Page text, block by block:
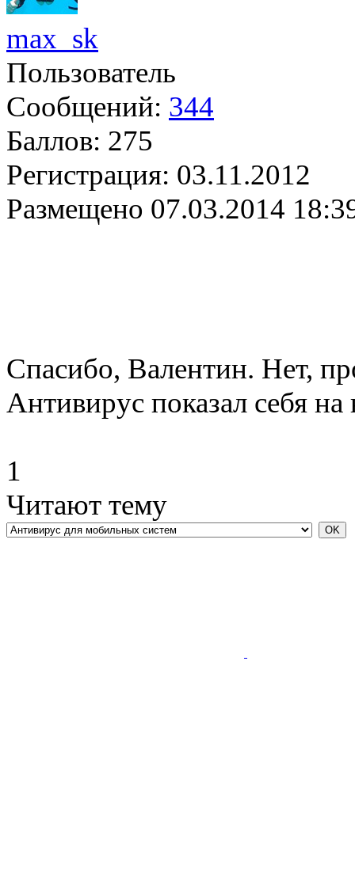
max_sk
Пользователь
Сообщений: 344
Баллов: 275
Регистрация: 03.11.2012
Размещено 07.03.2014
Спасибо, Валентин. Нет,
Антивирус показал себя
1
Читают тему